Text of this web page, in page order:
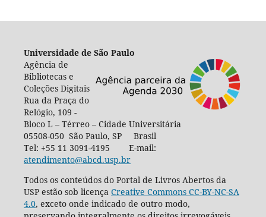
Universidade de São Paulo
Agência de
Bibliotecas e
Coleções Digitais
Rua da Praça do
Relógio, 109 -
Bloco L – Térreo – Cidade Universitária
05508-050 São Paulo, SP Brasil
Tel: +55 11 3091-4195 E-mail:
atendimento@abcd.usp.br
Todos os conteúdos do Portal de Livros Abertos da
USP estão sob licença Creative Commons CC-BY-NC-SA
4.0, exceto onde indicado de outro modo,